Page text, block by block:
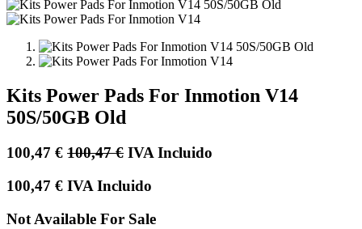
Kits Power Pads For Inmotion V14
50S/50GB Old
100,47 € 100,47€ IVA Incluido
100,47 € IVA Incluido
Not Available For Sale